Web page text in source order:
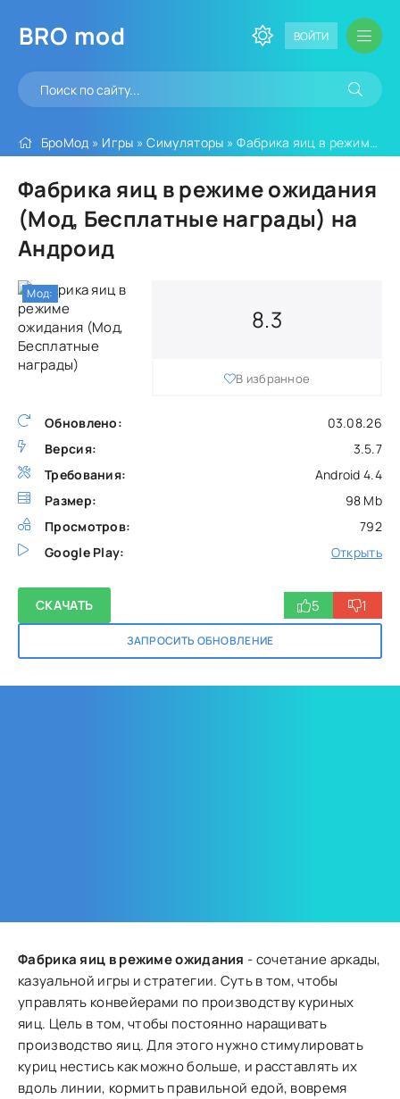
BRO mod ВОЙТИ
БроМод » Игры »Симуляторы » Фабрика яиц в режиме ожидания (Мод, Бесплатные награды)
Фабрика яиц в режиме ожидания
(Мод, Бесплатные награды) на
Андроид
Обновлено:
03.08.26
Версия:
3.5.7
Требования:
Android 4.4
Размер:
98 Mb
Просмотров:
792
Google Play:
Открыть
8.3
В избранное
СКАЧАТЬ
ЗАПРОСИТЬ ОБНОВЛЕНИЕ
5 1
Мод:
Фабрика яиц в режиме ожидания - сочетание аркады,
казуальной игры и стратегии. Суть в том, чтобы
управлять конвейерами по производству куриных
яиц. Цель в том, чтобы постоянно наращивать
производство яиц. Для этого нужно стимулировать
куриц нестись как можно больше, и расставлять их
вдоль линии, кормить правильной едой, вовремя